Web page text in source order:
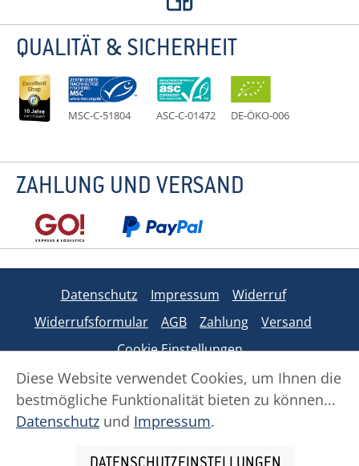
QUALITÄT & SICHERHEIT
MSC-C-51804 ASC-C-01472 DE-ÖKO-006
ZAHLUNG UND VERSAND
Datenschutz Impressum
Widerruf
Widerrufsformular
AGB Zahlung
Versand
Cookie Einstellungen
Alle Preise inkl. gesetzl. Mehrwertsteuer zzgl.
Versandkostenund ggf. Nachnahmegebühren, wenn
Diese Website verwendet Cookies, um Ihnen die
bestmögliche Funktionalität bieten zu können...
Datenschutz und Impressum.